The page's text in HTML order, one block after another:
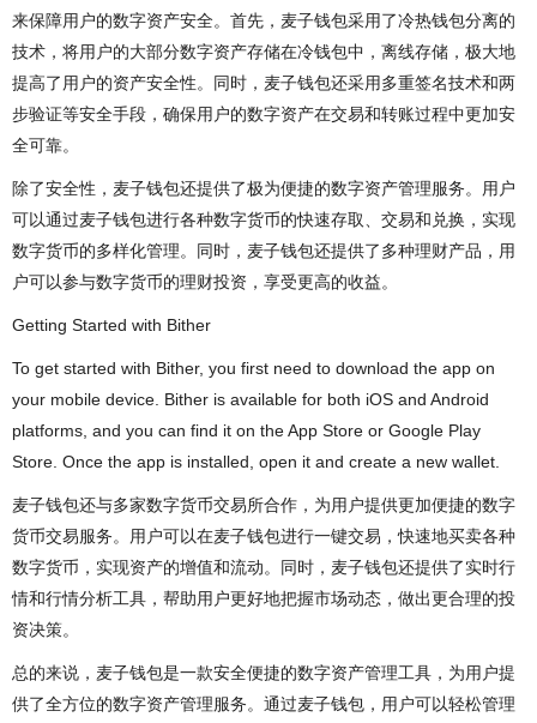
来保障用户的数字资产安全。首先，麦子钱包采用了冷热钱包分离的
技术，将用户的大部分数字资产存储在冷钱包中，离线存储，极大地
提高了用户的资产安全性。同时，麦子钱包还采用多重签名技术和两
步验证等安全手段，确保用户的数字资产在交易和转账过程中更加安
全可靠。
除了安全性，麦子钱包还提供了极为便捷的数字资产管理服务。用户
可以通过麦子钱包进行各种数字货币的快速存取、交易和兑换，实现
数字货币的多样化管理。同时，麦子钱包还提供了多种理财产品，用
户可以参与数字货币的理财投资，享受更高的收益。
Getting Started with Bither
To get started with Bither, you first need to download the app on
your mobile device. Bither is available for both iOS and Android
platforms, and you can find it on the App Store or Google Play
Store. Once the app is installed, open it and create a new wallet.
麦子钱包还与多家数字货币交易所合作，为用户提供更加便捷的数字
货币交易服务。用户可以在麦子钱包进行一键交易，快速地买卖各种
数字货币，实现资产的增值和流动。同时，麦子钱包还提供了实时行
情和行情分析工具，帮助用户更好地把握市场动态，做出更合理的投
资决策。
总的来说，麦子钱包是一款安全便捷的数字资产管理工具，为用户提
供了全方位的数字资产管理服务。通过麦子钱包，用户可以轻松管理